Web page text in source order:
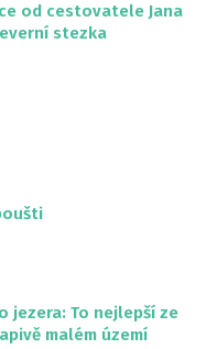
od cestovatele Jana
stezka
jezera: To nejlepší ze
malém území